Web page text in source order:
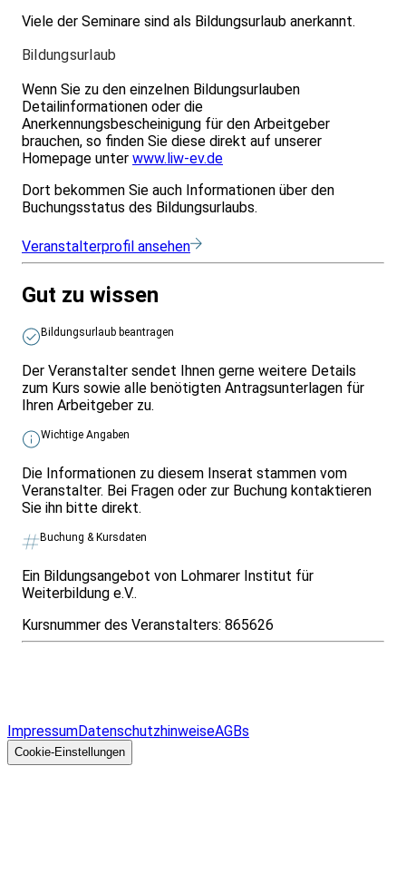
Viele der Seminare sind als Bildungsurlaub anerkannt.
Bildungsurlaub
Wenn Sie zu den einzelnen Bildungsurlauben
Detailinformationen oder die
Anerkennungsbescheinigung für den Arbeitgeber
brauchen, so finden Sie diese direkt auf unserer
Homepage unter www.liw-ev.de
Dort bekommen Sie auch Informationen über den
Buchungsstatus des Bildungsurlaubs.
Veranstalterprofil ansehen
Gut zu wissen
Bildungsurlaub beantragen
Der Veranstalter sendet Ihnen gerne weitere Details
zum Kurs sowie alle benötigten Antragsunterlagen für
Ihren Arbeitgeber zu.
Wichtige Angaben
Die Informationen zu diesem Inserat stammen vom
Veranstalter. Bei Fragen oder zur Buchung kontaktieren
Sie ihn bitte direkt.
Buchung & Kursdaten
Ein Bildungsangebot von Lohmarer Institut für
Weiterbildung e.V..
Kursnummer des Veranstalters: 865626
ImpressumDatenschutzhinweiseAGBs
Cookie-Einstellungen